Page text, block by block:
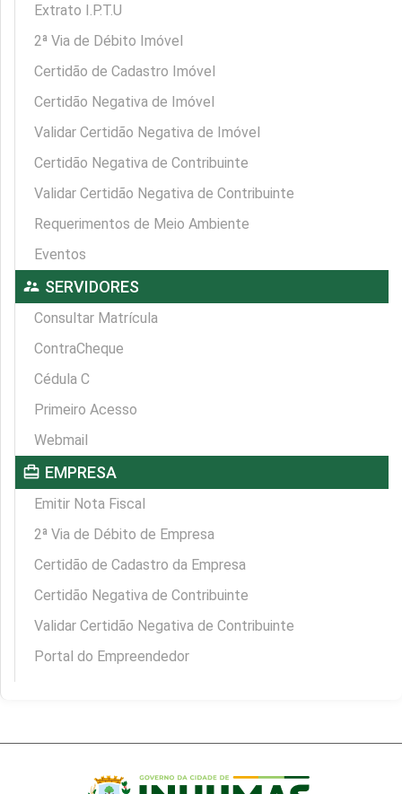
Extrato I.P.T.U
2ª Via de Débito Imóvel
Certidão de Cadastro Imóvel
Certidão Negativa de Imóvel
Validar Certidão Negativa de Imóvel
Certidão Negativa de Contribuinte
Validar Certidão Negativa de Contribuinte
Requerimentos de Meio Ambiente
Eventos
supervisor_account SERVIDORES
Consultar Matrícula
ContraCheque
Cédula C
Primeiro Acesso
Webmail
card_travel EMPRESA
Emitir Nota Fiscal
2ª Via de Débito de Empresa
Certidão de Cadastro da Empresa
Certidão Negativa de Contribuinte
Validar Certidão Negativa de Contribuinte
Portal do Empreendedor